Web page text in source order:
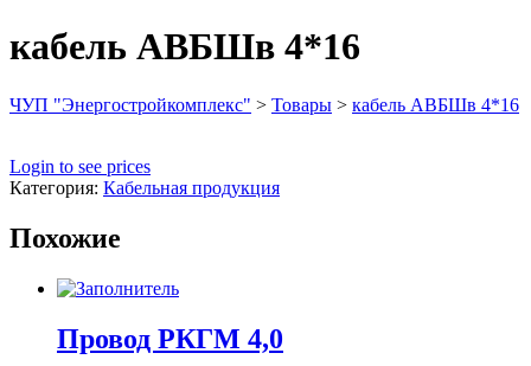
кабель АВБШв 4*16
ЧУП "Энергостройкомплекс" > Товары > кабель АВБШв 4*16
Login to see prices
Категория: Кабельная продукция
Похожие
Провод РКГМ 4,0